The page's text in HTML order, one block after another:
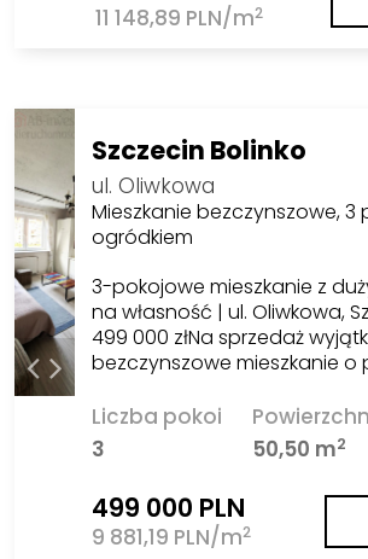
11 148,89 PLN/m2
Szczecin Bolinko
ul. Oliwkowa
Mieszkanie bezczynszowe, 3
ogródkiem
3-pokojowe mieszkanie z
na własność | ul. Oliwkowa,
499 000 złNa sprzedaż
bezczynszowe mieszkanie o
Liczba pokoi
3
50,50 m2
499 000 PLN
9 881,19 PLN/m2